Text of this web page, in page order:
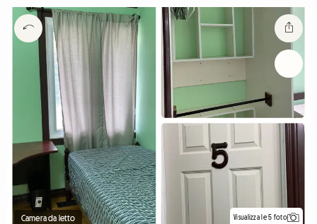
Camera da letto Visualizza le 5 foto